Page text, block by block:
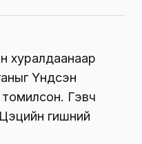
хуралдаанаар
Үндсэн
томилсон. Гэвч
гишүүний